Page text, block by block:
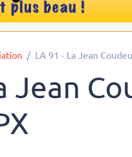
LA 91 - La Jean
Jean